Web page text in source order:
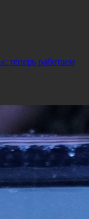
теперь работаем